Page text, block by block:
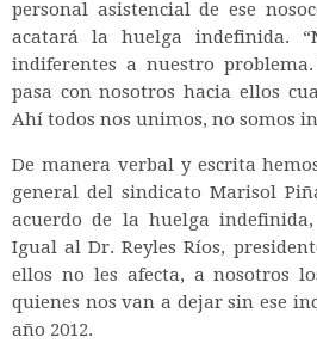
personal asistencial de ese
acatará la huelga indefinida.
indiferentes a nuestro
pasa con nosotros hacia ellos
Ahí todos nos unimos, no somos
De manera verbal y escrita
general del sindicato Marisol
acuerdo de la huelga
Igual al Dr. Reyles Ríos,
ellos no les afecta, a nosotros
quienes nos van a dejar sin ese
año 2012.